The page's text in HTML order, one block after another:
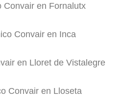
Convair en Fornalutx
Convair en Inca
en Lloret de Vistalegre
Convair en Lloseta